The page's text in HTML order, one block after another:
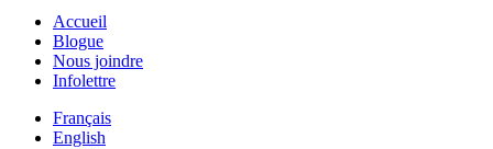
Accueil
Blogue
Nous joindre
Infolettre
Français
English